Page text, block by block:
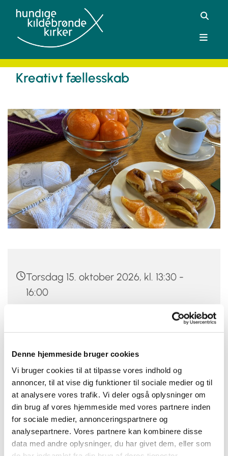
Denne hjemmeside bruger cookies
Vi bruger cookies til at tilpasse vores indhold og
annoncer, til at vise dig funktioner til sociale medier og til
at analysere vores trafik. Vi deler også oplysninger om
din brug af vores hjemmeside med vores partnere inden
for sociale medier, annonceringspartnere og
analysepartnere. Vores partnere kan kombinere disse
data med andre oplysninger, du har givet dem, eller som
Kreativt fællesskab
Torsdag 15. oktober 2026, kl. 13:30 -
16:00
Hundige Kirke, Eriksmindevej 20, 2670
Greve
20 kr.
Kom og hyg dig med din hobby og få en snak med de
andre. Her er plads til dig og til håndarbejde, puslespil,
modelfly og meget andet. Alle er velkomne, kvinder
og mænd, ældre og yngre.